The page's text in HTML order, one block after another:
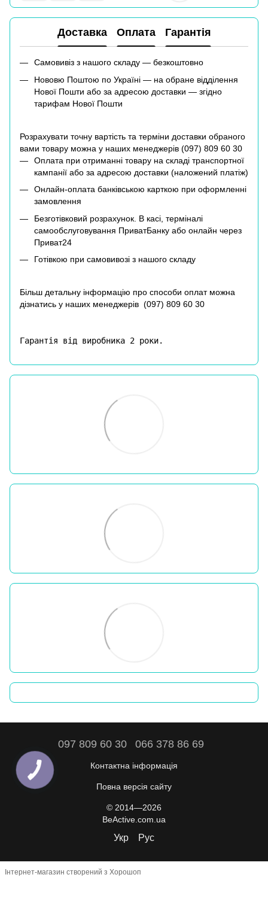
Доставка Оплата Гарантія
Самовивіз з нашого складу — безкоштовно
Нововю Поштою по Україні — на обране відділення
Нової Пошти або за адресою доставки — згідно
тарифам Нової Пошти
Розрахувати точну вартість та терміни доставки обраного
вами товару можна у наших менеджерів (097) 809 60 30
Оплата при отриманні товару на складі транспортної
кампанії або за адресою доставки (наложений платіж)
Онлайн-оплата банківською карткою при оформленні
замовлення
Безготівковий розрахунок. В касі, терміналі
самообслуговування ПриватБанку або онлайн через
Приват24
Готівкою при самовивозі з нашого складу
Більш детальну інформацію про способи оплат можна
дізнатись у наших менеджерів (097) 809 60 30
Гарантія від виробника 2 роки.
097 809 60 30 066 378 86 69
Контактна інформація
Повна версія сайту
© 2014—2026
BeActive.com.ua
Укр Рус
Інтернет-магазин створений з Хорошоп